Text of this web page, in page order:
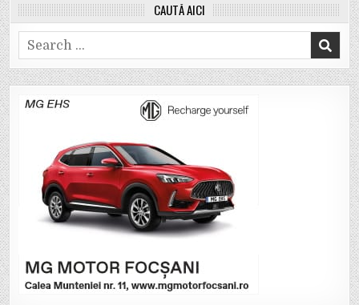
CAUTĂ AICI
Search
for: